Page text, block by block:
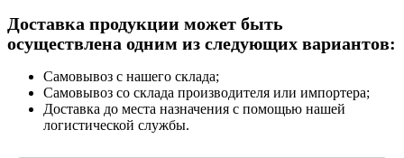
Доставка продукции может быть
осуществлена одним из следующих вариантов:
Самовывоз с нашего склада;
Самовывоз со склада производителя или импортера;
Доставка до места назначения с помощью нашей
логистической службы.